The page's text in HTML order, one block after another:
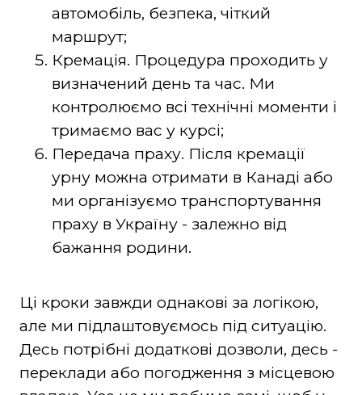
автомобіль, безпека, чіткий
маршрут;
Кремація. Процедура проходить у
визначений день та час. Ми
контролюємо всі технічні моменти і
тримаємо вас у курсі;
Передача праху. Після кремації
урну можна отримати в Канаді або
ми організуємо транспортування
праху в Україну - залежно від
бажання родини.
Ці кроки завжди однакові за логікою,
але ми підлаштовуємось під ситуацію.
Десь потрібні додаткові дозволи, десь -
переклади або погодження з місцевою